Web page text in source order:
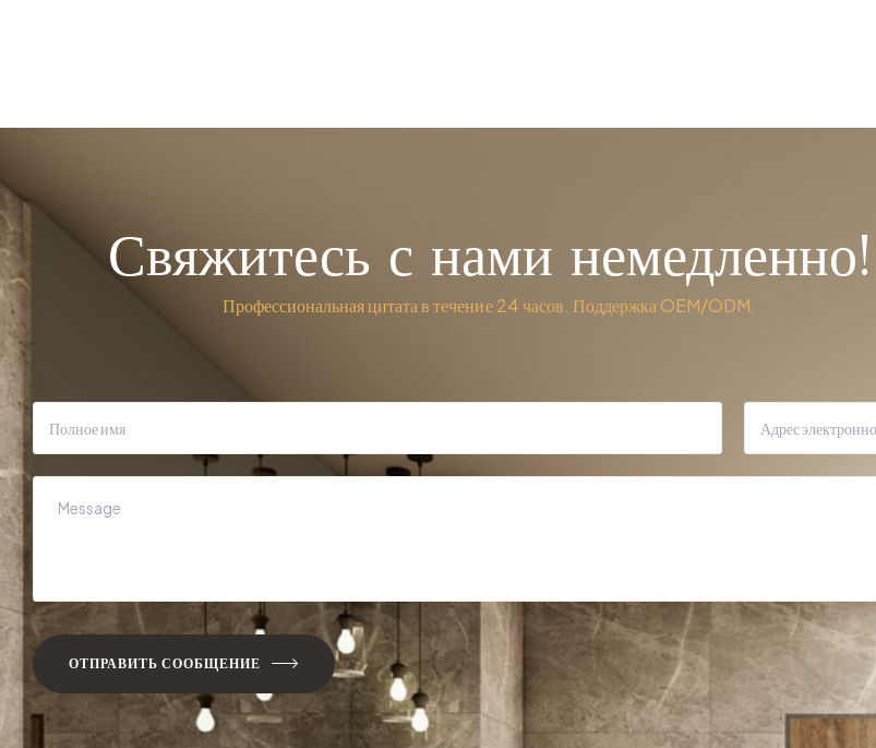
Свяжитесь с нами немедленно!
Профессиональная цитата в течение 24 часов. Поддержка OEM/ODM.
ОТПРАВИТЬ СООБЩЕНИЕ